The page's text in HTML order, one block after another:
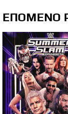
ΕΠΟΜΕΝΟ